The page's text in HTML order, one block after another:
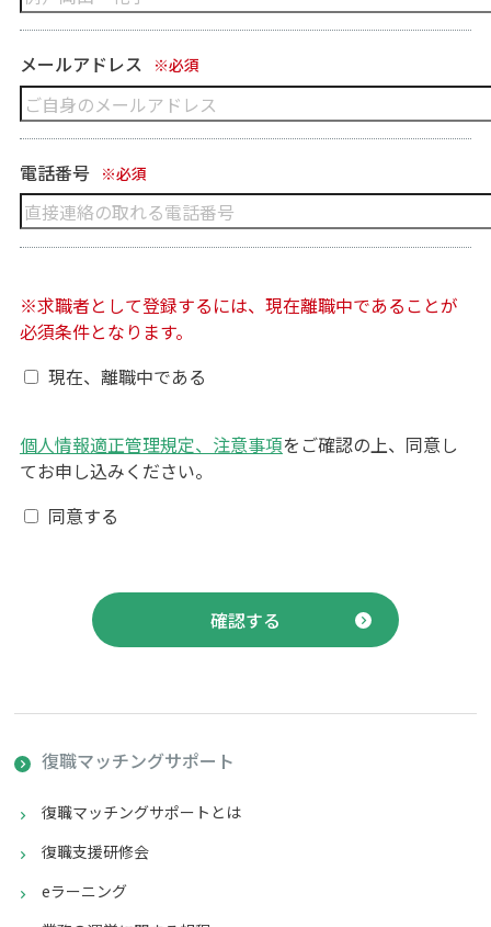
メールアドレス ※必須
電話番号 ※必須
※求職者として登録するには、現在離職中であることが
必須条件となります。
現在、離職中である
個人情報適正管理規定、注意事項をご確認の上、同意し
てお申し込みください。
同意する
復職マッチングサポート
復職マッチングサポート とは
復職支援研修会
eラーニング